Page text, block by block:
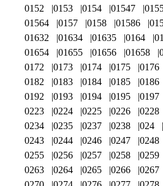
0152
0153 0154 01547
01564
0157 0158 01586
01632
01634 01635 0164
01654
01655 01656 01658
0172
0173 0174 0175 0176
0182
0183 0184 0185 0186
0192
0193 0194 0195 0197
0223
0224 0225 0226 0228
0234
0235 0237 0238 024
0243
0244 0246 0247 0248
0255
0256 0257 0258 0259
0263
0264 0265 0266 0267